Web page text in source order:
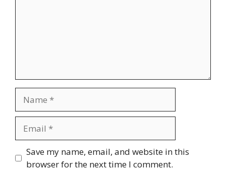
Website
Save my name, email, and website in this
browser for the next time I comment.